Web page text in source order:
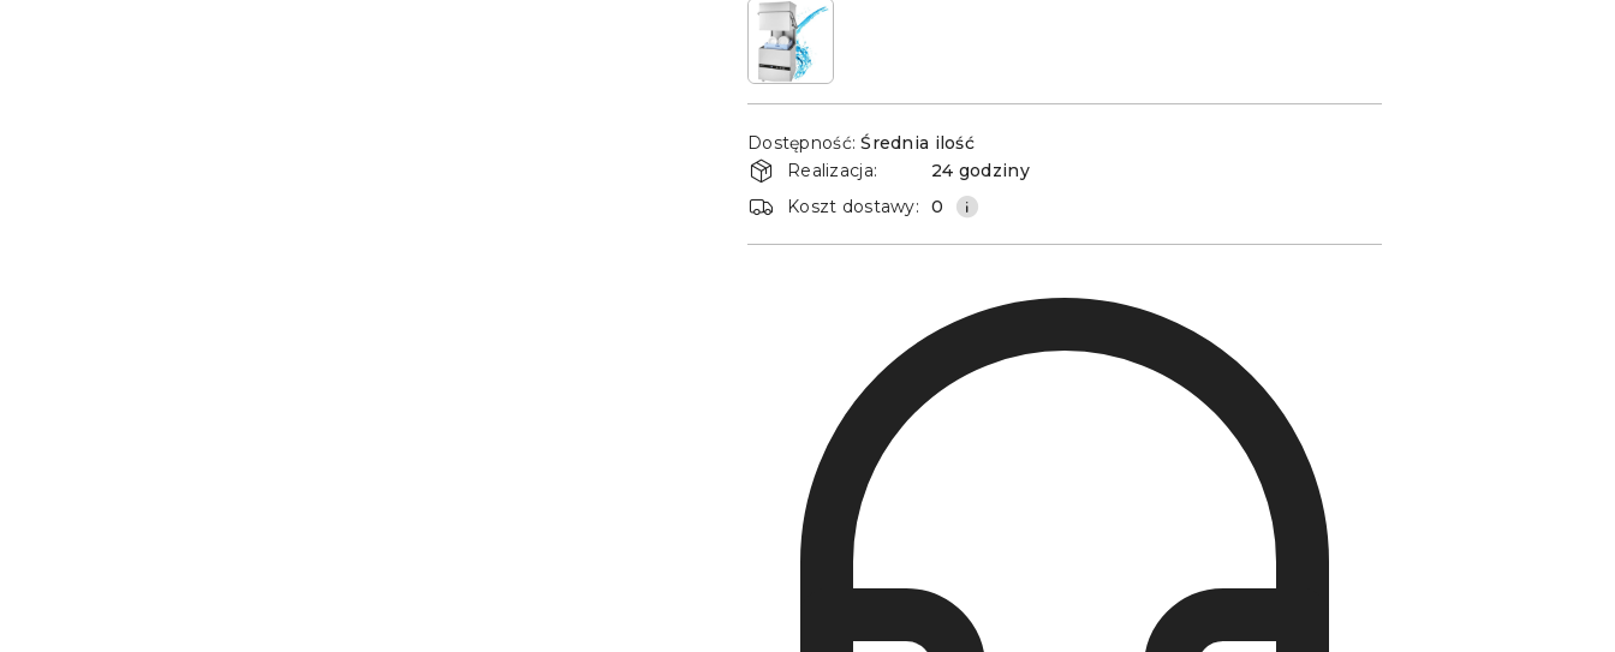
i
dostawa
Dostępność: Średnia ilość
Realizacja:
24 godziny
Koszt dostawy:
0